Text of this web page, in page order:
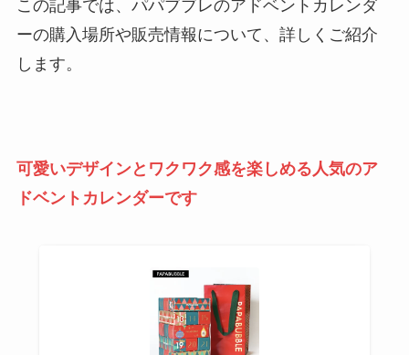
この記事では、パパブブレのアドベントカレンダ
ーの購入場所や販売情報について、詳しくご紹介
します。
可愛いデザインとワクワク感を楽しめる人気のア
ドベントカレンダーです